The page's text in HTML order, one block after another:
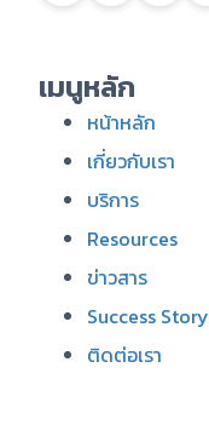
เมนูหลัก
หน้าหลัก
เกี่ยวกับเรา
บริการ
Resources
ข่าวสาร
Success Story
ติดต่อเรา